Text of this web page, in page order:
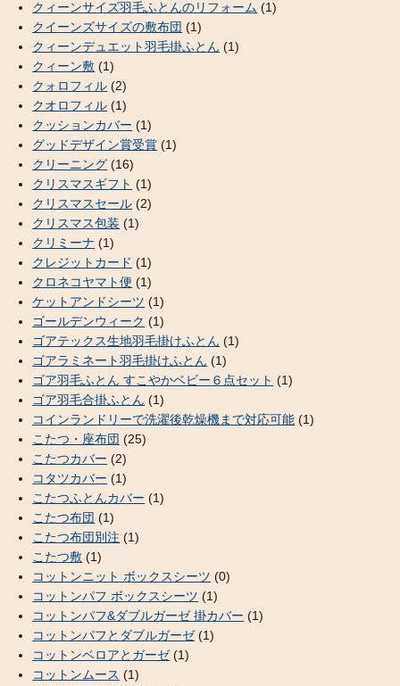
クィーンサイズ羽毛ふとんのリフォーム (1)
クイーンズサイズの敷布団 (1)
クィーンデュエット羽毛掛ふとん (1)
クィーン敷 (1)
クォロフィル (2)
クオロフィル (1)
クッションカバー (1)
グッドデザイン賞受賞 (1)
クリーニング (16)
クリスマスギフト (1)
クリスマスセール (2)
クリスマス包装 (1)
クリミーナ (1)
クレジットカード (1)
クロネコヤマト便 (1)
ケットアンドシーツ (1)
ゴールデンウィーク (1)
ゴアテックス生地羽毛掛けふとん (1)
ゴアラミネート羽毛掛けふとん (1)
ゴア羽毛ふとん すこやかベビー６点セット (1)
ゴア羽毛合掛ふとん (1)
コインランドリーで洗濯後乾燥機まで対応可能 (1)
こたつ・座布団 (25)
こたつカバー (2)
コタツカバー (1)
こたつふとんカバー (1)
こたつ布団 (1)
こたつ布団別注 (1)
こたつ敷 (1)
コットンニット ボックスシーツ (0)
コットンパフ ボックスシーツ (1)
コットンパフ&ダブルガーゼ 掛カバー (1)
コットンパフとダブルガーゼ(1)
コットンベロアとガーゼ(1)
コットンムース (1)